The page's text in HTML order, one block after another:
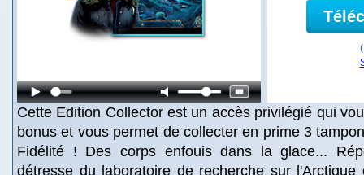
Cette Edition Collector est un accès privilégié qui
bonus et vous permet de collecter en prime 3
Fidélité ! Des corps enfouis dans la glace...
détresse du laboratoire de recherche sur l'Arctique